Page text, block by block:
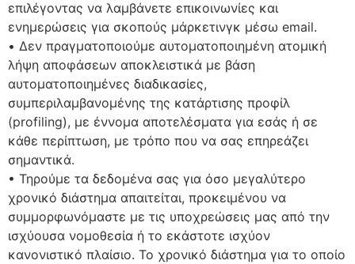
επιλέγοντας να λαμβάνετε επικοινωνίες και
ενημερώσεις για σκοπούς μάρκετινγκ μέσω email.
• Δεν πραγματοποιούμε αυτοματοποιημένη ατομική
λήψη αποφάσεων αποκλειστικά με βάση
αυτοματοποιημένες διαδικασίες,
συμπεριλαμβανομένης της κατάρτισης προφίλ
(profiling), με έννομα αποτελέσματα για εσάς ή σε
κάθε περίπτωση, με τρόπο που να σας επηρεάζει
σημαντικά.
• Τηρούμε τα δεδομένα σας για όσο μεγαλύτερο
χρονικό διάστημα απαιτείται, προκειμένου να
συμμορφωνόμαστε με τις υποχρεώσεις μας από την
ισχύουσα νομοθεσία ή το εκάστοτε ισχύον
κανονιστικό πλαίσιο. Το χρονικό διάστημα για το οποίο